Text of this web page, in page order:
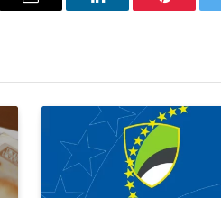
Email LinkedIn Pinterest